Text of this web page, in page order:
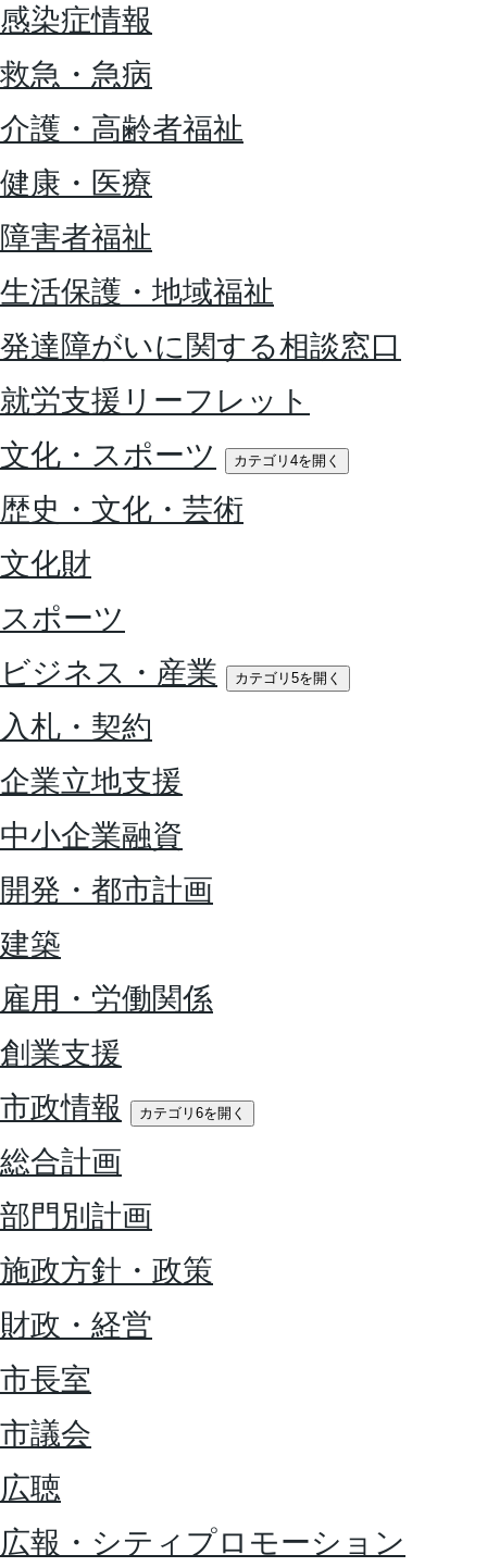
感染症情報
救急・急病
介護・高齢者福祉
健康・医療
障害者福祉
生活保護・地域福祉
発達障がいに関する相談窓口
就労支援リーフレット
文化・スポーツ
カテゴリ4を開く
歴史・文化・芸術
文化財
スポーツ
ビジネス・産業
カテゴリ5を開く
入札・契約
企業立地支援
中小企業融資
開発・都市計画
建築
雇用・労働関係
創業支援
市政情報
カテゴリ6を開く
総合計画
部門別計画
施政方針・政策
財政・経営
市長室
市議会
広聴
広報・シティプロモーション